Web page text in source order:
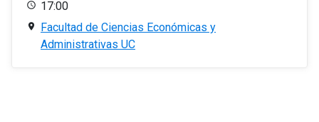
17:00
Facultad de Ciencias Económicas y
Administrativas UC